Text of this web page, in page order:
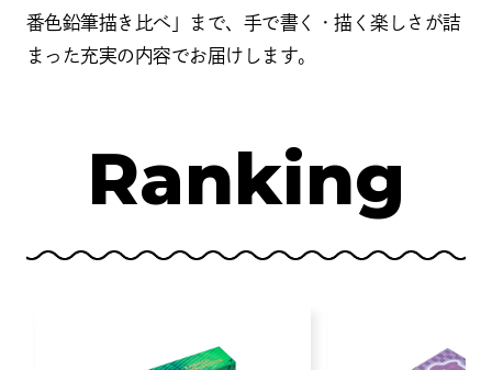
番色鉛筆描き比べ」まで、手で書く・描く楽しさが詰
まった充実の内容でお届けします。
の新作万年筆「ハンドスク...
Ranking